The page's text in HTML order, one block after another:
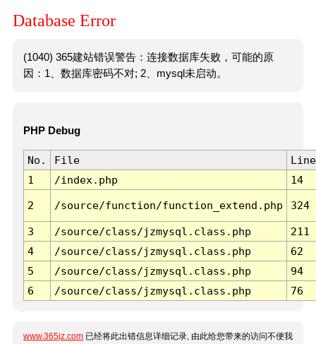
Database Error
(1040) 365建站错误警告：连接数据库失败，可能的原
因：1、数据库密码不对; 2、mysql未启动。
PHP Debug
No. File
Line
1
/index.php 14
2 /source/function/function_extend.php 324
3 /source/class/jzmysql.class.php
211
4
/source/class/jzmysql.class.php
62
5
/source/class/jzmysql.class.php
94
6
/source/class/jzmysql.class.php 76
www.365jz.com 已经将此出错信息详细记录, 由此给您带来的访问不便我